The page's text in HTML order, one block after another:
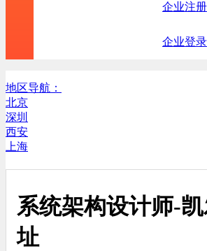
企业注册
企业登录
地区导航：
北京
深圳
西安
上海
系统架构设计师-
址